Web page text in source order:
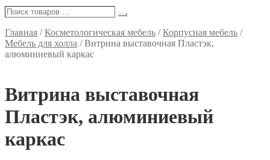
Поиск
…
Поиск
Главная /Косметологическая мебель /Корпусная мебель /
Мебель для холла /Витрина выставочная Пластэк,
алюминиевый каркас
Витрина выставочная
Пластэк, алюминиевый
каркас